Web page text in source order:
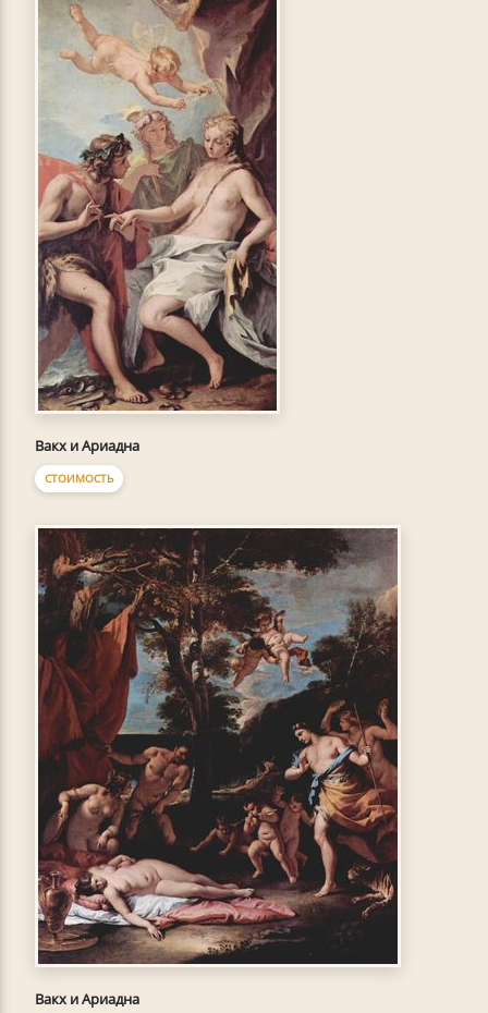
Вакх и Ариадна
СТОИМОСТЬ
Вакх и Ариадна